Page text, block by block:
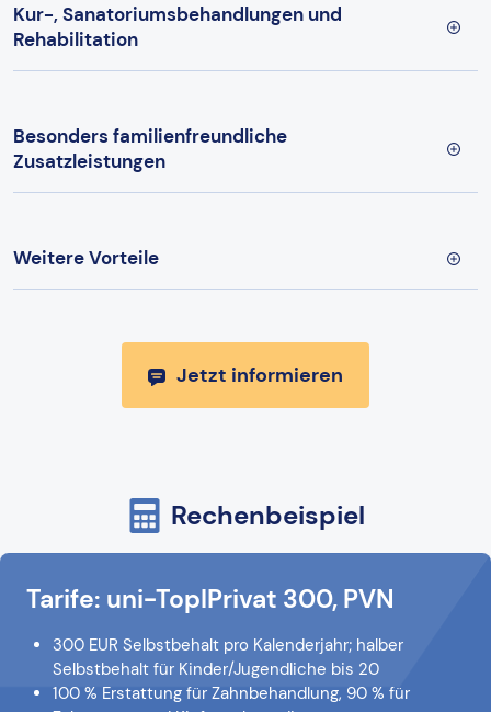
Kur-, Sanatoriumsbehandlungen und
Rehabilitation
Besonders familienfreundliche
Zusatzleistungen
Weitere Vorteile
Jetzt informieren
Rechenbeispiel
Tarife: uni-TopIPrivat 300, PVN
300 EUR Selbstbehalt pro Kalenderjahr; halber
Selbstbehalt für Kinder/Jugendliche bis 20
100 % Erstattung für Zahnbehandlung, 90 % für